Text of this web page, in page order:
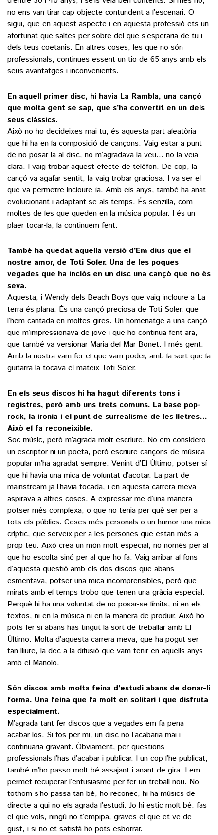
no ens van tirar cap objecte contundent a l’escenari. O
sigui, que en aquest aspecte i en aquesta professió ets un
afortunat que saltes per sobre del que s’esperaria de tu i
dels teus coetanis. En altres coses, les que no són
professionals, continues essent un tio de 65 anys amb els
seus avantatges i inconvenients.
En aquell primer disc, hi havia La Rambla, una cançó
que molta gent se sap, que s’ha convertit en un dels
seus clàssics.
Això no ho decideixes mai tu, és aquesta part aleatòria
que hi ha en la composició de cançons. Vaig estar a punt
de no posar-la al disc, no m’agradava la veu… no la veia
clara. I vaig trobar aquest efecte de telèfon. De cop, la
cançó va agafar sentit, la vaig trobar graciosa. I va ser el
que va permetre incloure-la. Amb els anys, també ha anat
evolucionant i adaptant-se als temps. És senzilla, com
moltes de les que queden en la música popular. I és un
plaer tocar-la, la continuem fent.
També ha quedat aquella versió d’Em dius que el
nostre amor, de Toti Soler. Una de les poques
vegades que ha inclòs en un disc una cançó que no és
seva.
Aquesta, i Wendy dels Beach Boys que vaig incloure a La
terra és plana. És una cançó preciosa de Toti Soler, que
l’hem cantada en moltes gires. Un homenatge a una cançó
que m’impressionava de jove i que ho continua fent ara,
que també va versionar Maria del Mar Bonet. I més gent.
Amb la nostra vam fer el que vam poder, amb la sort que la
guitarra la tocava el mateix Toti Soler.
En els seus discos hi ha hagut diferents tons i
registres, però amb uns trets comuns. La base pop-
rock, la ironia i el punt de surrealisme de les lletres…
Això el fa reconeixible.
Soc músic, però m’agrada molt escriure. No em considero
un escriptor ni un poeta, però escriure cançons de música
popular m’ha agradat sempre. Venint d’El Último, potser sí
que hi havia una mica de voluntat d’acotar. La part de
mainstream ja l’havia tocada, i en aquesta carrera meva
aspirava a altres coses. A expressar-me d’una manera
potser més complexa, o que no tenia per què ser per a
tots els públics. Coses més personals o un humor una mica
críptic, que serveix per a les persones que estan més a
prop teu. Això crea un món molt especial, no només per al
que ho escolta sinó per al que ho fa. Vaig arribar al fons
d’aquesta qüestió amb els dos discos que abans
esmentava, potser una mica incomprensibles, però que
mirats amb el temps trobo que tenen una gràcia especial.
Perquè hi ha una voluntat de no posar-se límits, ni en els
textos, ni en la música ni en la manera de produir. Això ho
pots fer si abans has tingut la sort de treballar amb El
Último. Molta d’aquesta carrera meva, que ha pogut ser
tan lliure, la dec a la difusió que vam tenir en aquells anys
amb el Manolo.
Són discos amb molta feina d’estudi abans de donar-li
forma. Una feina que fa molt en solitari i que disfruta
especialment.
M’agrada tant fer discos que a vegades em fa pena
acabar-los. Si fos per mi, un disc no l’acabaria mai i
continuaria gravant. Òbviament, per qüestions
professionals l’has d’acabar i publicar. I un cop l’he publicat,
també m’ho passo molt bé assajant i anant de gira. I em
permet recuperar l’entusiasme per fer un treball nou. No
tothom s’ho passa tan bé, ho reconec, hi ha músics de
directe a qui no els agrada l’estudi. Jo hi estic molt bé: fas
el que vols, ningú no t’empipa, graves el que et ve de
gust, i si no et satisfà ho pots esborrar.